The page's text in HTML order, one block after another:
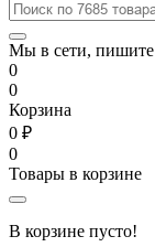
Мы в сети, пишите
0
0
Корзина
0 ₽
0
Товары в корзине
В корзине пусто!